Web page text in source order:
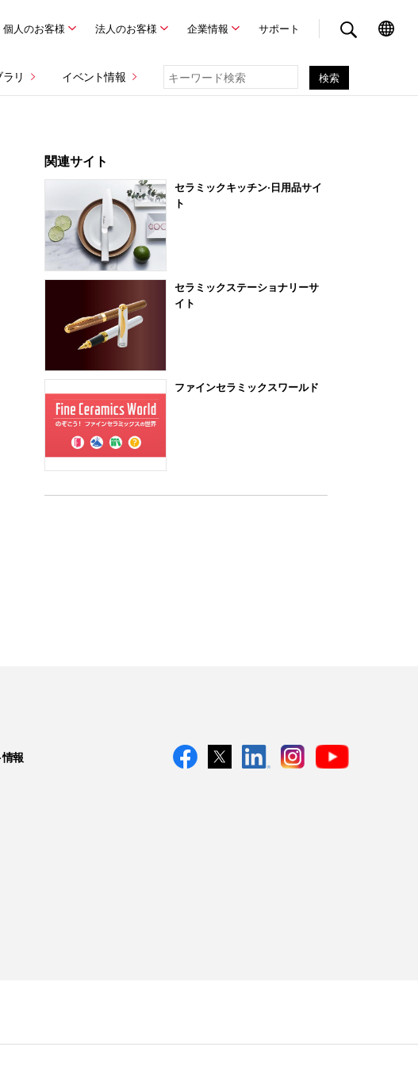
個人のお客様 法人のお客様 企業情報 サポート
リ イベント情報
関連サイト
セラミックキッチン·日用品サイ
ト
セラミックステーショナリーサ
イト
ファインセラミックスワールド
報